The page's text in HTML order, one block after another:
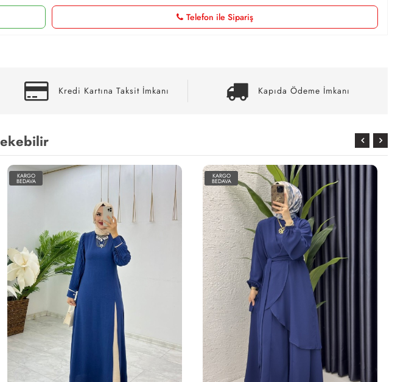
Telefon ile Sipariş
Kredi Kartına Taksit İmkanı Kapıda Ödeme İmkanı
KARGO
BEDAVA
KARGO
BEDAVA